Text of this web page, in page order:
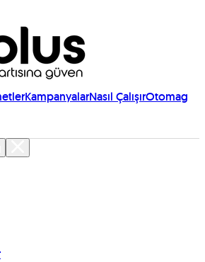
KampanyalarNasıl ÇalışırOtomag